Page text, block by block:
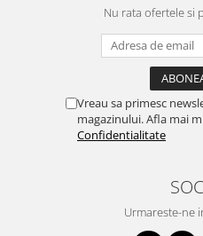
Nu rata ofertele si
Vreau sa primesc
magazinului. Afla mai
Confidentialitate
Urmareste-ne